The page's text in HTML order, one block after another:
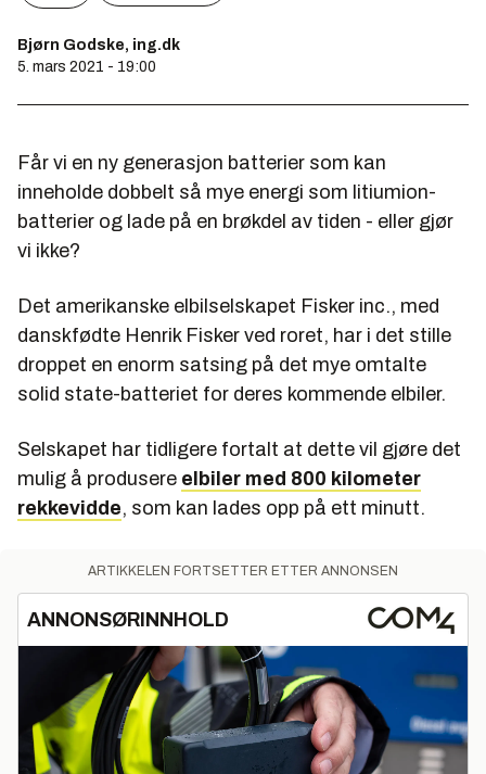
Bjørn Godske, ing.dk
5. mars 2021 - 19:00
Får vi en ny generasjon batterier som kan
inneholde dobbelt så mye energi som litiumion-
batterier og lade på en brøkdel av tiden - eller gjør
vi ikke?
Det amerikanske elbilselskapet Fisker inc., med
danskfødte Henrik Fisker ved roret, har i det stille
droppet en enorm satsing på det mye omtalte
solid state-batteriet for deres kommende elbiler.
Selskapet har tidligere fortalt at dette vil gjøre det
mulig å produsere elbiler med 800 kilometer
rekkevidde, som kan lades opp på ett minutt.
ARTIKKELEN FORTSETTER ETTER ANNONSEN
ANNONSØRINNHOLD